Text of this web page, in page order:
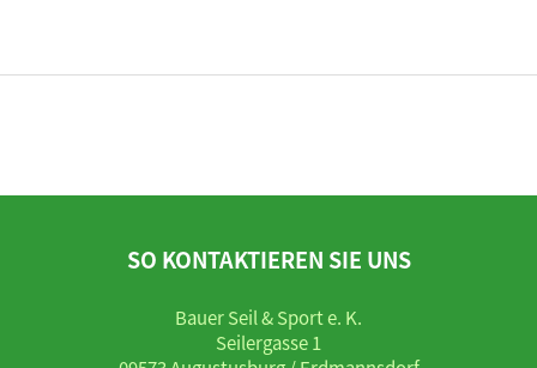
SO KONTAKTIEREN SIE UNS
Bauer Seil & Sport e. K.
Seilergasse 1